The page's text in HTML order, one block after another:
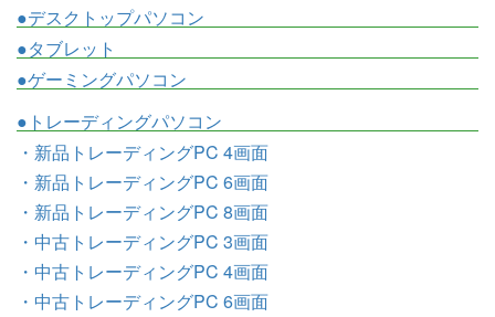
●デスクトップパソコン
●タブレット
●ゲーミングパソコン
●トレーディングパソコン
・新品トレーディングPC 4画面
・新品トレーディングPC 6画面
・新品トレーディングPC 8画面
・中古トレーディングPC 3画面
・中古トレーディングPC 4画面
・中古トレーディングPC 6画面